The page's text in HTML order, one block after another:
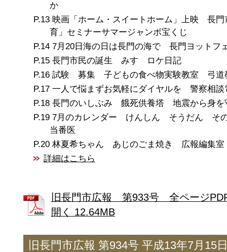
か
映画「ホーム・スイートホーム」上映 長門
育」セミナーサマージャンボ宝くじ
7月20日海の日は長門の海で 長門ヨットフ
長門市民の誕生 みすゞロケ日記
試験 募集 子どもの食べ物実験教室 弓道
一人で悩まずお気軽にダイヤルを 警察相談
長門のいしぶみ 餓死供養塔 地震から身を
7月のカレンダー けんしん そうだん そ
当番医
林夏希ちゃん あじのごま焼き 広報編集室
詳細はこちら
旧長門市広報 第933号 全ページ
開く 12.64MB
旧長門市広報 第934号 平成13年7月15